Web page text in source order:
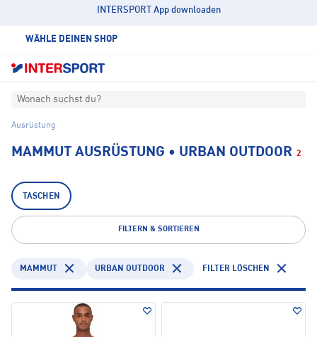
INTERSPORT App downloaden
WÄHLE DEINEN SHOP
Wonach suchst du?
Ausrüstung
MAMMUT AUSRÜSTUNG • URBAN OUTDOOR 2
TASCHEN
FILTERN & SORTIEREN
MAMMUT URBAN OUTDOOR FILTER LÖSCHEN